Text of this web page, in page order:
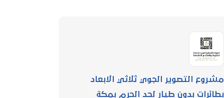
مشروع التصوير الجوي ثلاثي الابعاد
بطائرات بدون طيار لحد الحرم بمكة